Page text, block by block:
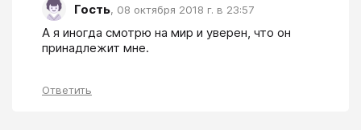
Гость, 08 октября 2018 г. в 23:57
А я иногда смотрю на мир и уверен, что он
принадлежит мне.
Ответить